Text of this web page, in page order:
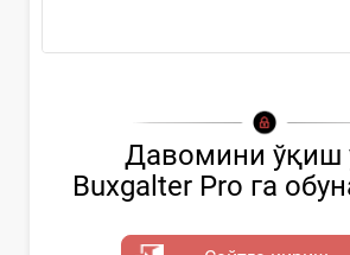
Давомини ўқиш
Buxgalter Pro га